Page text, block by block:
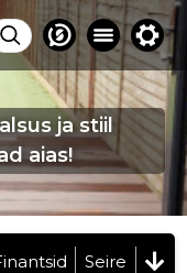
ja stiil
aias!
Seire